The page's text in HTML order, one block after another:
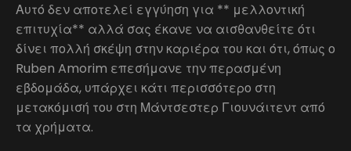
Αυτό δεν αποτελεί εγγύηση για ** μελλοντική
επιτυχία** αλλά σας έκανε να αισθανθείτε ότι
δίνει πολλή σκέψη στην καριέρα του και ότι, όπως ο
Ruben Amorim επεσήμανε την περασμένη
εβδομάδα, υπάρχει κάτι περισσότερο στη
μετακόμισή του στη Μάντσεστερ Γιουνάιτεντ από
τα χρήματα.